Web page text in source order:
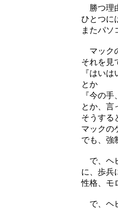
勝つ理
ひとつに
またパソ
マック
それを見
『はい
とか
『今の手
とか、言
そうする
マックの
でも、強
で、ヘ
に、歩兵
性格、モ
で、ヘ